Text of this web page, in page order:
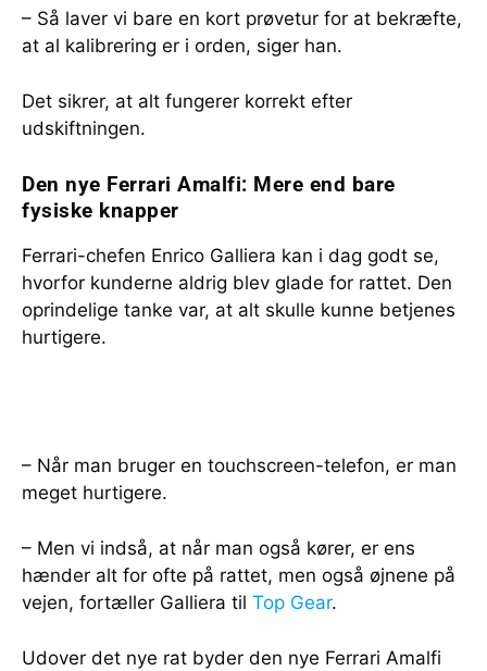
– Så laver vi bare en kort prøvetur for at bekræfte,
at al kalibrering er i orden, siger han.
Det sikrer, at alt fungerer korrekt efter
udskiftningen.
Den nye Ferrari Amalfi: Mere end bare
fysiske knapper
Ferrari-chefen Enrico Galliera kan i dag godt se,
hvorfor kunderne aldrig blev glade for rattet. Den
oprindelige tanke var, at alt skulle kunne betjenes
hurtigere.
– Når man bruger en touchscreen-telefon, er man
meget hurtigere.
– Men vi indså, at når man også kører, er ens
hænder alt for ofte på rattet, men også øjnene på
vejen, fortæller Galliera til Top Gear.
Udover det nye rat byder den nye Ferrari Amalfi